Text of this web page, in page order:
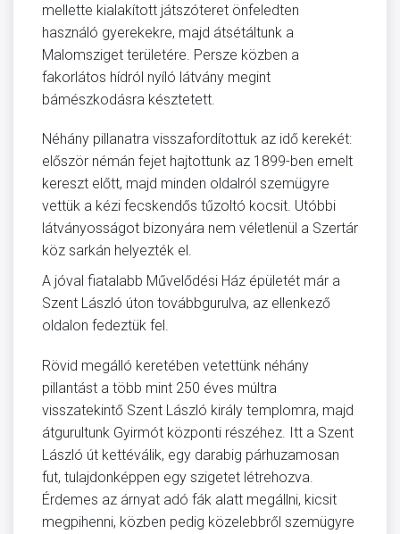
mellette kialakított játszóteret önfeledten
használó gyerekekre, majd átsétáltunk a
Malomsziget területére. Persze közben a
fakorlátos hídról nyíló látvány megint
bámészkodásra késztetett.
Néhány pillanatra visszafordítottuk az idő kerekét:
először némán fejet hajtottunk az 1899-ben emelt
kereszt előtt, majd minden oldalról szemügyre
vettük a kézi fecskendős tűzoltó kocsit. Utóbbi
látványosságot bizonyára nem véletlenül a Szertár
köz sarkán helyezték el.
A jóval fiatalabb Művelődési Ház épületét már a
Szent László úton továbbgurulva, az ellenkező
oldalon fedeztük fel.
Rövid megálló keretében vetettünk néhány
pillantást a több mint 250 éves múltra
visszatekintő Szent László király templomra, majd
átgurultunk Gyirmót központi részéhez. Itt a Szent
László út kettéválik, egy darabig párhuzamosan
fut, tulajdonképpen egy szigetet létrehozva.
Érdemes az árnyat adó fák alatt megállni, kicsit
megpihenni, közben pedig közelebbről szemügyre